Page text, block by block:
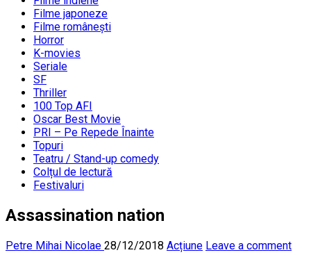
Filme japoneze
Filme românești
Horror
K-movies
Seriale
SF
Thriller
100 Top AFI
Oscar Best Movie
PRI – Pe Repede Înainte
Topuri
Teatru / Stand-up comedy
Colțul de lectură
Festivaluri
Assassination nation
Petre Mihai Nicolae 28/12/2018 Acțiune Leave a comment